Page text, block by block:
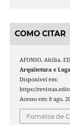
COMO CITAR
AFONSO, Alcília.
Arquitetura e
Disponível em:
https://
Acesso em: 8 ago.
Fomatos de